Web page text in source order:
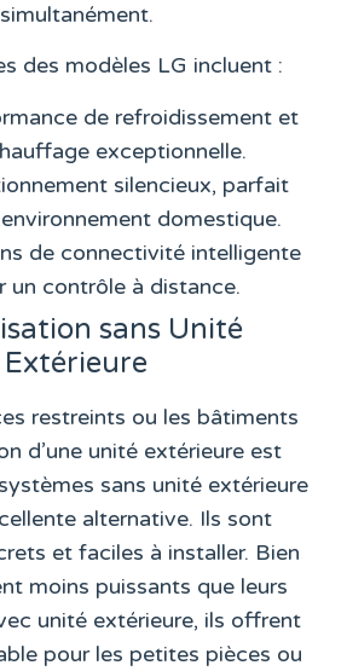
simultanément.
des modèles LG incluent :
de refroidissement et
exceptionnelle.
silencieux, parfait
domestique.
de connectivité intelligente
un contrôle à distance.
sans Unité
Extérieure
restreints ou les bâtiments
d’une unité extérieure est
sans unité extérieure
alternative. Ils sont
et faciles à installer. Bien
moins puissants que leurs
unité extérieure, ils offrent
pour les petites pièces ou